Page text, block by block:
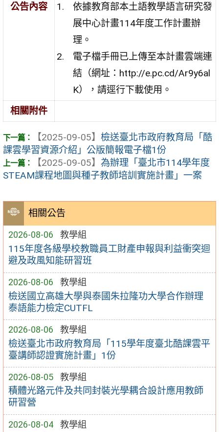
相關公告
2026-08-06 教學組
115年度各級學校教職員工財產申報與利益衝突迴
避及政風知能研習班
2026-08-06 教學組
檢送國立高雄大學與泰國朱拉隆功大學合作辦理
泰語能力檢定CUTFL
2026-08-06 教學組
檢送臺北市政府教育局「115學年度臺北酷課雲平
臺講師認證實施計畫」1份
2026-08-05 教學組
積體光路元件及共同封裝光學耦合設計應用教師
研習營
2026-08-04 教學組
公告內容
依據教育部本土語教學語言研究發
展中心計畫114年度工作計畫辦
理。
電子檔手冊已上傳至本計畫雲端連
結（網址：http://e.pc.cd/Ar9y6al
K），請逕行下載使用。
相關附件
【2025-09-05】 檢送臺北市政府教育局「酷
課雲學習資源介紹」公版簡報電子檔1份
【2025-09-05】 為辦理「臺北市114學年度
STEAM課程地圖與種子教師培訓實施計畫」一案